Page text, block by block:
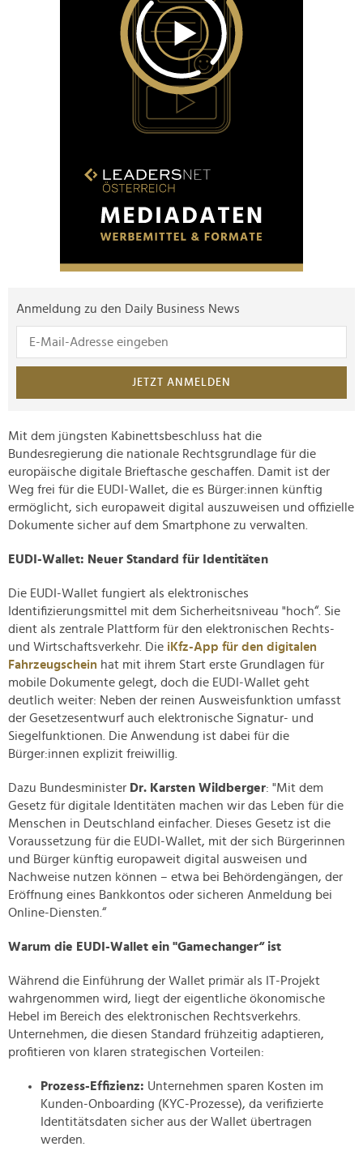
Anmeldung zu den Daily Business News
JETZT ANMELDEN
Mit dem jüngsten Kabinettsbeschluss hat die
Bundesregierung die nationale Rechtsgrundlage für die
europäische digitale Brieftasche geschaffen. Damit ist der
Weg frei für die EUDI-Wallet, die es Bürger:innen künftig
ermöglicht, sich europaweit digital auszuweisen und offizielle
Dokumente sicher auf dem Smartphone zu verwalten.
EUDI-Wallet: Neuer Standard für Identitäten
Die EUDI-Wallet fungiert als elektronisches
Identifizierungsmittel mit dem Sicherheitsniveau "hoch“. Sie
dient als zentrale Plattform für den elektronischen Rechts-
und Wirtschaftsverkehr. Die iKfz-App für den digitalen
Fahrzeugschein hat mit ihrem Start erste Grundlagen für
mobile Dokumente gelegt, doch die EUDI-Wallet geht
deutlich weiter: Neben der reinen Ausweisfunktion umfasst
der Gesetzesentwurf auch elektronische Signatur- und
Siegelfunktionen. Die Anwendung ist dabei für die
Bürger:innen explizit freiwillig.
Dazu Bundesminister Dr. Karsten Wildberger: "Mit dem
Gesetz für digitale Identitäten machen wir das Leben für die
Menschen in Deutschland einfacher. Dieses Gesetz ist die
Voraussetzung für die EUDI-Wallet, mit der sich Bürgerinnen
und Bürger künftig europaweit digital ausweisen und
Nachweise nutzen können – etwa bei Behördengängen, der
Eröffnung eines Bankkontos oder sicheren Anmeldung bei
Online-Diensten.“
Warum die EUDI-Wallet ein "Gamechanger“ ist
Während die Einführung der Wallet primär als IT-Projekt
wahrgenommen wird, liegt der eigentliche ökonomische
Hebel im Bereich des elektronischen Rechtsverkehrs.
Unternehmen, die diesen Standard frühzeitig adaptieren,
profitieren von klaren strategischen Vorteilen:
Prozess-Effizienz: Unternehmen sparen Kosten im
Kunden-Onboarding (KYC-Prozesse), da verifizierte
Identitätsdaten sicher aus der Wallet übertragen
werden.